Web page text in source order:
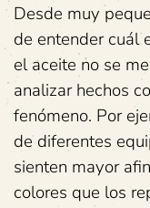
Desde muy
de entender cuál
el aceite no se
analizar hechos
fenómeno. Por
de diferentes
sienten mayor
colores que los